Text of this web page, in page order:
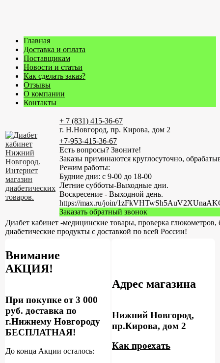
Главная
Доставка и оплата
Поставщикам
Новости и статьи
Как сделать заказ?
Отзывы
О компании
Контакты
+ 7 (831) 415-36-67
г. Н.Новгород, пр. Кирова, дом 2
+7-953-415-36-67
Есть вопросы? Звоните!
Заказы приминаются круглосуточно,
Режим работы:
Будние дни: с 9-00 до 18-00
Летние субботы-Выходные дни.
Воскресение - Выходной день.
https://max.ru/join/
Заказать обратный звонок
Диабет кабинет -медицинские товары, проверка глюкометров,
диабетические продукты с доставкой по всей России!
Внимание
АКЦИЯ!
При покупке от 3 000
руб. доставка по
г.Нижнему Новгороду
БЕСПЛАТНАЯ!
До конца Акции осталось:
Адрес магазина
Нижний Новгород,
пр.Кирова, дом 2
Как проехать